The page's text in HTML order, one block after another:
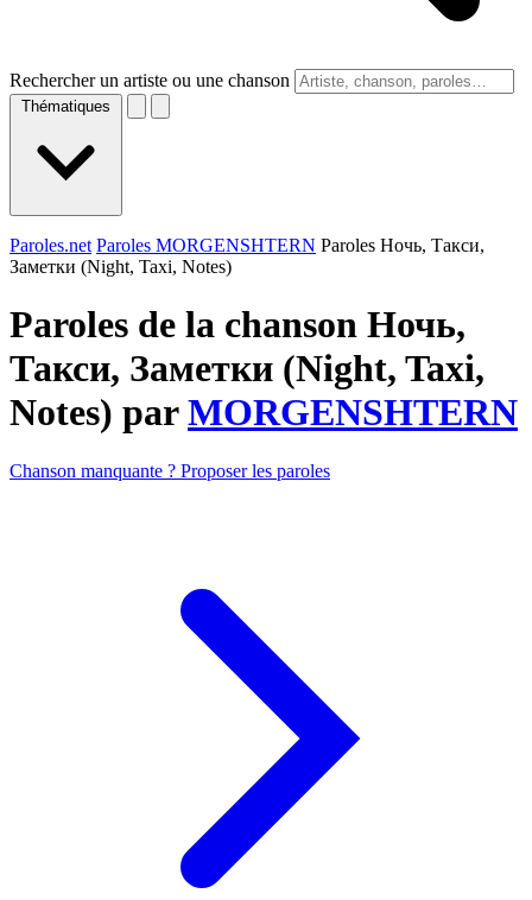
Rechercher un artiste ou une chanson
Thématiques
Paroles.net Paroles MORGENSHTERN Paroles Ночь, Такси,
Заметки (Night, Taxi, Notes)
Paroles de la chanson Ночь,
Такси, Заметки (Night, Taxi,
Notes) parMORGENSHTERN
Chanson manquante ? Proposer les paroles